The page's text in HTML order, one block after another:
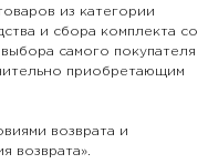
из категории
и сбора комплекта со
самого покупателя
приобретающим
возврата и
возврата».